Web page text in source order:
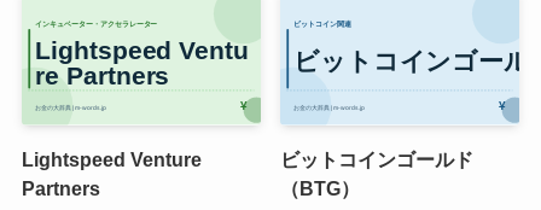
Lightspeed Venture
Partners
ビットコインゴールド
（BTG）